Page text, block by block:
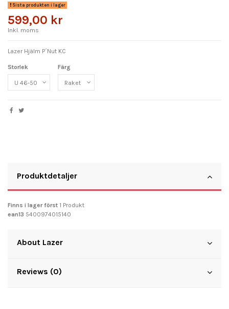
Sista produkten i lager
599,00 kr
Inkl. moms
Lazer Hjälm P´Nut KC
Storlek Färg
Produktdetaljer
Finns i lager först 1 Produkt
ean13 5400974015140
About Lazer
Reviews (0)